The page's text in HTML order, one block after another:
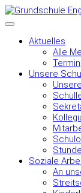
Aktuelles
Alle
Unsere
Soziale
An